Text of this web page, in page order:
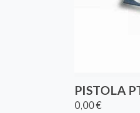
PISTOLA
0,00 €